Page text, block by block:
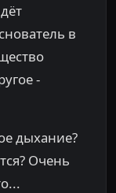
в
-
дыхание?
Очень